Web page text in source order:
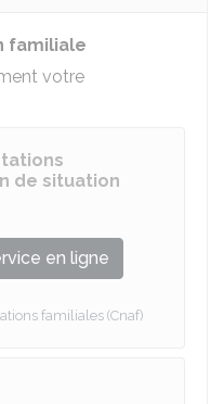
familiale
votre
de situation
en ligne
familiales (Cnaf)